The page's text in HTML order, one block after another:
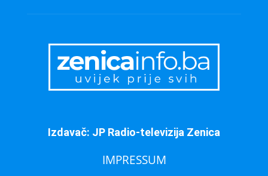
Izdavač: JP Radio-televizija Zenica
IMPRESSUM